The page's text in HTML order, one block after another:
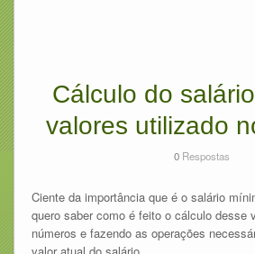
Cálculo do
valores utilizado
0 Respostas
Ciente da importância que é o salário
quero saber como é feito o cálculo desse
números e fazendo as operações